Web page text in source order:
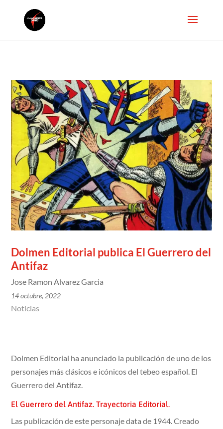
Dolmen Editorial publica El Guerrero del
Antifaz
Jose Ramon Alvarez Garcia
14 octubre, 2022
Noticias
Dolmen Editorial ha anunciado la publicación de uno de los
personajes más clásicos e icónicos del tebeo español. El
Guerrero del Antifaz.
El Guerrero del Antifaz. Trayectoria Editorial.
Las publicación de este personaje data de 1944. Creado